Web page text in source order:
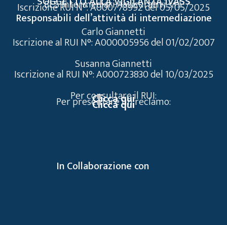
BES Intermediari Assicurativi s.r.l.
Iscrizione RUI N°: A000778992 del 05/05/2025
Responsabili dell’attività di intermediazione
Carlo Giannetti
Iscrizione al RUI N°: A000005956 del 01/02/2007
Susanna Giannetti
Iscrizione al RUI N°: A000723830 del 10/03/2025
Per consultare il RUI:
Clicca qui
Per presentare un reclamo:
Clicca qui
In Collaborazione con